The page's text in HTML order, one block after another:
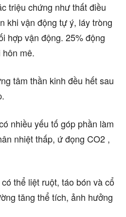
triệu chứng như thất điều
khi vận động tự ý, láy tròng
hợp vận động. 25% động
mê.
tâm thần kinh đều hết sau
nhiều yếu tố góp phần làm
nhiệt thấp, ứ đọng CO2 ,
thể liệt ruột, táo bón và cổ
tăng thể tích, ảnh hưởng